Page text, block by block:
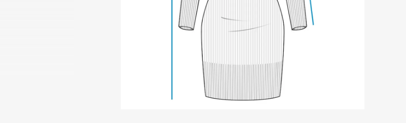
1. O vestido Calchaquí é indicado para inverno?
Sim. Ele possui manga longa, estrutura canelada e
composição com algodão e acrílico que ajudam a manter o
conforto térmico em dias frios e meia-estação.
2. O tecido do vestido marca o corpo?
Não de forma desconfortável. A estrutura canelada com
blocos alternados oferece ajuste anatômico e
maleabilidade, valorizando a silhueta com conforto.